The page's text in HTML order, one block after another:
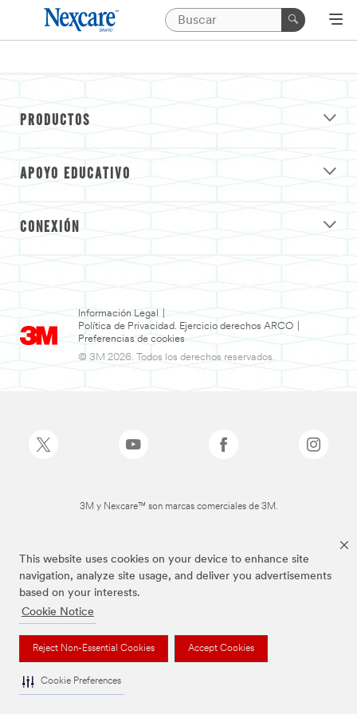
This website uses cookies on your device to enhance site
navigation, analyze site usage, and deliver you advertisements
based on your interests.
Cookie Notice
Reject Non-Essential Cookies Accept Cookies
Cookie Preferences
PRODUCTOS
APOYO EDUCATIVO
CONEXIÓN
Información Legal
Política de Privacidad. Ejercicio derechos ARCO
Preferencias de cookies
© 3M 2026. Todos los derechos reservados.
3M y Nexcare™ son marcas comerciales de 3M.